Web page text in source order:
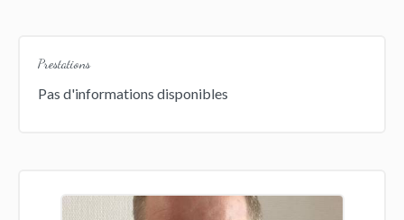
Prestations
Pas d'informations disponibles